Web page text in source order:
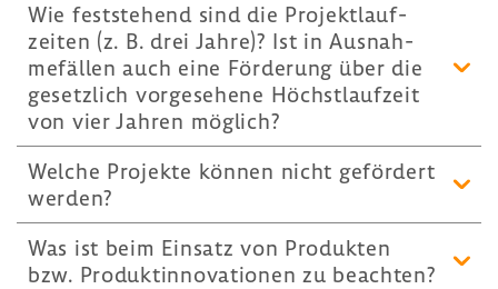
Wie fest­ste­hend sind die Projekt­lauf­
zeiten (z. B. drei Jahre)? Ist in Ausnah­
me­fällen auch eine Förde­rung über die
gesetz­lich vorge­se­hene Höchst­lauf­zeit
von vier Jahren möglich?
Welche Projekte können nicht geför­dert
werden?
Was ist beim Einsatz von Produkten
bzw. Produkt­in­no­va­tionen zu beachten?